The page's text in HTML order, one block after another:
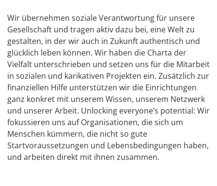
Wir übernehmen soziale Verantwortung für unsere
Gesellschaft und tragen aktiv dazu bei, eine Welt zu
gestalten, in der wir auch in Zukunft authentisch und
glücklich leben können. Wir haben die Charta der
Vielfalt unterschrieben und setzen uns für die Mitarbeit
in sozialen und karikativen Projekten ein. Zusätzlich zur
finanziellen Hilfe unterstützen wir die Einrichtungen
ganz konkret mit unserem Wissen, unserem Netzwerk
und unserer Arbeit. Unlocking everyone’s potential: Wir
fokussieren uns auf Organisationen, die sich um
Menschen kümmern, die nicht so gute
Startvoraussetzungen und Lebensbedingungen haben,
und arbeiten direkt mit ihnen zusammen.